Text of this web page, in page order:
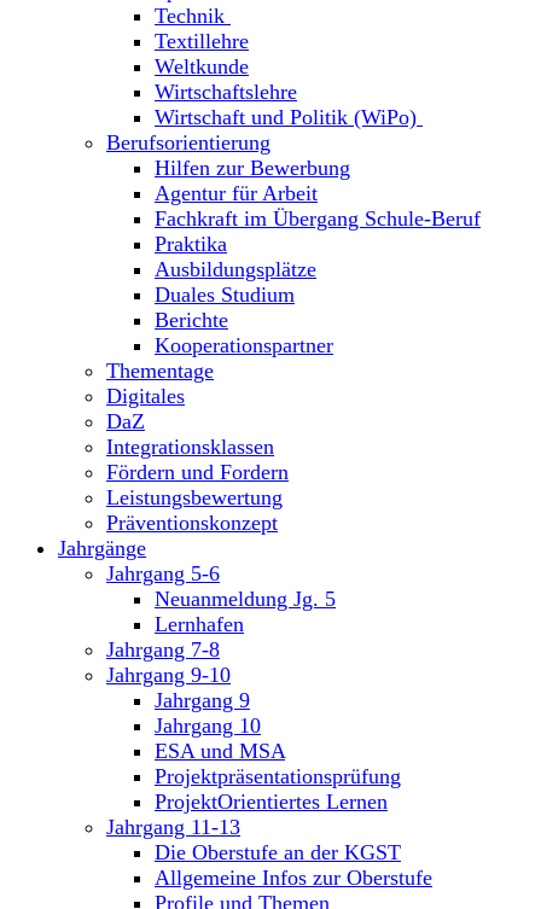
Technik
Textillehre
Weltkunde
Wirtschaftslehre
Wirtschaft und Politik (WiPo)
Berufsorientierung
Hilfen zur Bewerbung
Agentur für Arbeit
Fachkraft im Übergang Schule-Beruf
Praktika
Ausbildungsplätze
Duales Studium
Berichte
Kooperationspartner
Thementage
Digitales
DaZ
Integrationsklassen
Fördern und Fordern
Leistungsbewertung
Präventionskonzept
Jahrgänge
Jahrgang 5-6
Neuanmeldung Jg. 5
Lernhafen
Jahrgang 7-8
Jahrgang 9-10
Jahrgang 9
Jahrgang 10
ESA und MSA
Projektpräsentationsprüfung
ProjektOrientiertes Lernen
Jahrgang 11-13
Die Oberstufe an der KGST
Allgemeine Infos zur Oberstufe
Profile und Themen